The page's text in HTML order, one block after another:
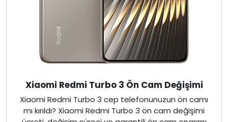
Xiaomi Redmi Turbo 3 Ön Cam Değişimi
Xiaomi Redmi Turbo 3 cep telefonunuzun ön camı
mı kırıldı? Xiaomi Redmi Turbo 3 ön cam değişimi